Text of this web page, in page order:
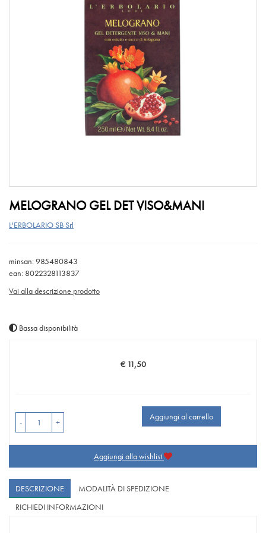
MELOGRANO GEL DET VISO&MANI
L'ERBOLARIO SB Srl
minsan: 985480843
ean: 8022328113837
Vai alla descrizione prodotto
Bassa disponibilità
Prezzo
€ 11,50
- +
Aggiungi al carrello
Aggiungi alla wishlist
DESCRIZIONE
MODALITÀ DI SPEDIZIONE
RICHIEDI INFORMAZIONI